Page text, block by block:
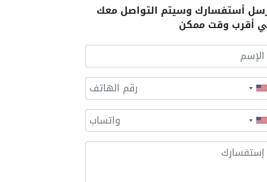
أستفسارك وسيتم التواصل معك
أقرب وقت ممكن